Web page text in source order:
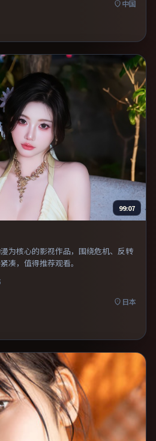
中国
99:07
为核心的影视作品，围绕危机、反转
凑，值得推荐观看。
日本